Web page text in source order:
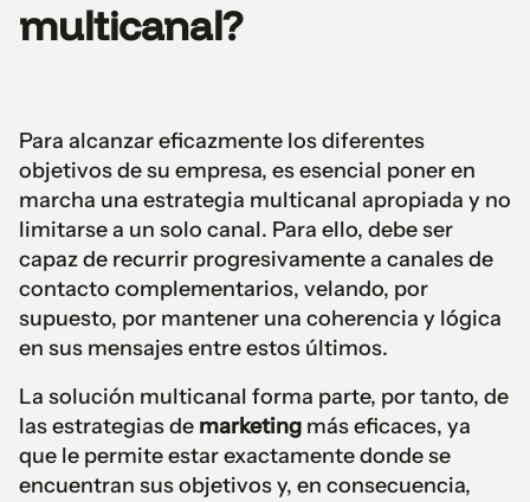
multicanal?
Para alcanzar eficazmente los diferentes
objetivos de su empresa, es esencial poner en
marcha una estrategia multicanal apropiada y no
limitarse a un solo canal. Para ello, debe ser
capaz de recurrir progresivamente a canales de
contacto complementarios, velando, por
supuesto, por mantener una coherencia y lógica
en sus mensajes entre estos últimos.
La solución multicanal forma parte, por tanto, de
las estrategias de marketing más eficaces, ya
que le permite estar exactamente donde se
encuentran sus objetivos y, en consecuencia,